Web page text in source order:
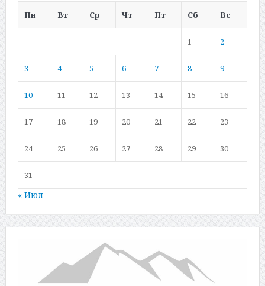
Пн
Вт Ср Чт Пт Сб Вс
1 2
3 4 5 6 7 8 9
10 11 12 13 14 15 16
17 18 19 20 21 22 23
24 25 26 27 28 29 30
31
« Июл